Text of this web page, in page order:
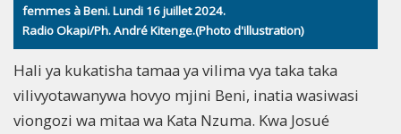
femmes à Beni. Lundi 16 juillet 2024.
Radio Okapi/Ph. André Kitenge.(Photo d'illustration)
Hali ya kukatisha tamaa ya vilima vya taka taka
vilivyotawanywa hovyo mjini Beni, inatia wasiwasi
viongozi wa mitaa wa Kata Nzuma. Kwa Josué